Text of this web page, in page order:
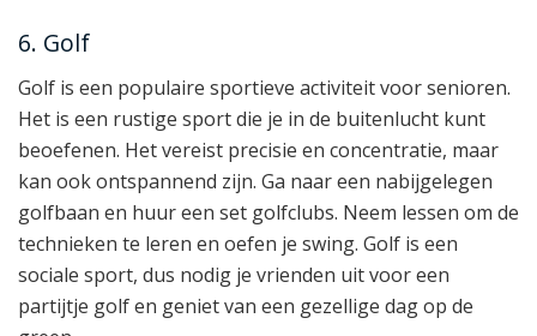
6. Golf
Golf is een populaire sportieve activiteit voor senioren.
Het is een rustige sport die je in de buitenlucht kunt
beoefenen. Het vereist precisie en concentratie, maar
kan ook ontspannend zijn. Ga naar een nabijgelegen
golfbaan en huur een set golfclubs. Neem lessen om de
technieken te leren en oefen je swing. Golf is een
sociale sport, dus nodig je vrienden uit voor een
partijtje golf en geniet van een gezellige dag op de